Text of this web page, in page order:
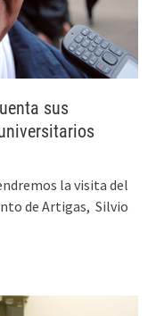
sus
la visita del
de Artigas, Silvio